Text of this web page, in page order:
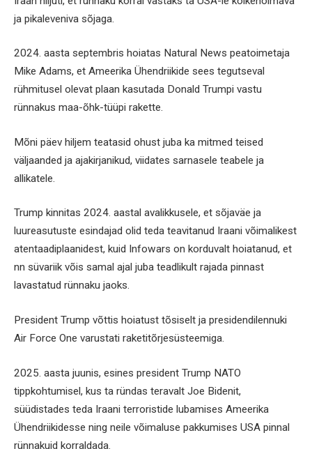
ja pikaleveniva sõjaga.
2024. aasta septembris hoiatas Natural News peatoimetaja
Mike Adams, et Ameerika Ühendriikide sees tegutseval
rühmitusel olevat plaan kasutada Donald Trumpi vastu
rünnakus maa-õhk-tüüpi rakette.
Mõni päev hiljem teatasid ohust juba ka mitmed teised
väljaanded ja ajakirjanikud, viidates sarnasele teabele ja
allikatele.
Trump kinnitas 2024. aastal avalikkusele, et sõjaväe ja
luureasutuste esindajad olid teda teavitanud Iraani võimalikest
atentaadiplaanidest, kuid Infowars on korduvalt hoiatanud, et
nn süvariik võis samal ajal juba teadlikult rajada pinnast
lavastatud rünnaku jaoks.
President Trump võttis hoiatust tõsiselt ja presidendilennuki
Air Force One varustati raketitõrjesüsteemiga.
2025. aasta juunis, esines president Trump NATO
tippkohtumisel, kus ta ründas teravalt Joe Bidenit,
süüdistades teda Iraani terroristide lubamises Ameerika
Ühendriikidesse ning neile võimaluse pakkumises USA pinnal
rünnakuid korraldada.